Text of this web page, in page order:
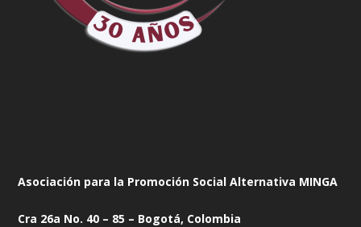
Asociación para la Promoción Social Alternativa MINGA
Cra 26a No. 40 – 85 – Bogotá, Colombia